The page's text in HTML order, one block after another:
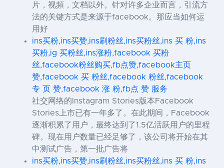
片，视頻，文档以外。针对许多企业而言，引流方
法的关键方式是来源于facebook。那应当如何运
用好
ins买粉,ins买赞,ins刷粉丝,ins买粉丝,ins 买 粉,ins
买粉,ig 买粉丝,ins涨粉,facebook 买粉
丝,facebook粉丝购买,fb点赞,facebook主页
赞,facebook 买 粉丝,facebook 粉丝,facebook
专 页 赞,facebook 涨 粉,fb点 赞 服务
社交网络的Instagram Stories版本Facebook
Stories上市已有一年多了。在此期间，Facebook
逐渐积累了用户，最终达到了1.5亿活跃用户的里程
碑。现在用户数量已经足够了，该公司将开始在其
中测试广告，第一批广告将
ins买粉,ins买赞,ins刷粉丝,ins买粉丝,ins 买 粉,ins